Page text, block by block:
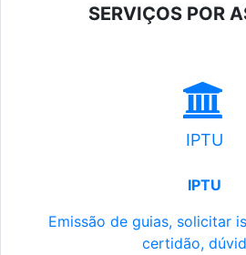
SERVIÇOS POR
IPTU
IPTU
Emissão de guias, solicitar
certidão,